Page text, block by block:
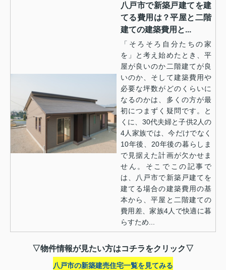
八戸市で新築戸建てを建
てる費用は？平屋と二階
建ての建築費用と...
「そろそろ自分たちの家
を」と考え始めたとき、平
屋が良いのか二階建てが良
いのか、そして建築費用や
必要な坪数がどのくらいに
なるのかは、多くの方が最
初につまずく疑問です。と
くに、30代夫婦と子供2人の
4人家族では、今だけでなく
10年後、20年後の暮らしま
で見据えた計画が欠かせま
せん。そこでこの記事で
は、八戸市で新築戸建てを
建てる場合の建築費用の基
本から、平屋と二階建ての
費用差、家族4人で快適に暮
らすため...
▽物件情報が見たい方はコチラをクリック▽
八戸市の新築建売住宅一覧を見てみる